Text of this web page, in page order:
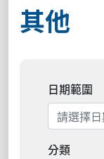
其他
日期範圍
分類